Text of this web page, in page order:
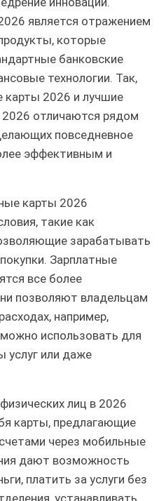
является отражением
которые
банковские
технологии. Так,
карты 2026 и лучшие
отличаются рядом
повседневное
эффективным и
карты 2026
такие как
зарабатывать
Зарплатные
все более
позволяют владельцам
например,
использовать для
услуг или даже
лиц в 2026
карты, предлагающие
через мобильные
дают возможность
платить за услуги без